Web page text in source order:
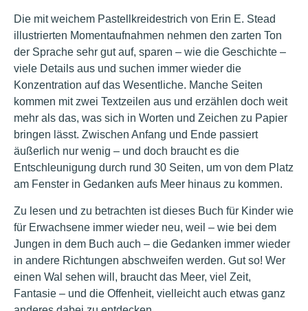
Die mit weichem Pastellkreidestrich von Erin E. Stead
illustrierten Momentaufnahmen nehmen den zarten Ton
der Sprache sehr gut auf, sparen – wie die Geschichte –
viele Details aus und suchen immer wieder die
Konzentration auf das Wesentliche. Manche Seiten
kommen mit zwei Textzeilen aus und erzählen doch weit
mehr als das, was sich in Worten und Zeichen zu Papier
bringen lässt. Zwischen Anfang und Ende passiert
äußerlich nur wenig – und doch braucht es die
Entschleunigung durch rund 30 Seiten, um von dem Platz
am Fenster in Gedanken aufs Meer hinaus zu kommen.
Zu lesen und zu betrachten ist dieses Buch für Kinder wie
für Erwachsene immer wieder neu, weil – wie bei dem
Jungen in dem Buch auch – die Gedanken immer wieder
in andere Richtungen abschweifen werden. Gut so! Wer
einen Wal sehen will, braucht das Meer, viel Zeit,
Fantasie – und die Offenheit, vielleicht auch etwas ganz